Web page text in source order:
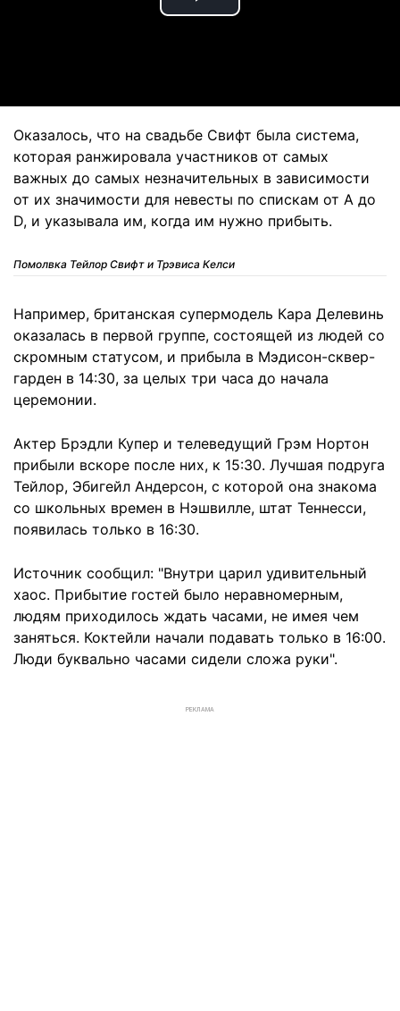
Play
Оказалось, что на свадьбе Свифт была система,
которая ранжировала участников от самых
важных до самых незначительных в зависимости
от их значимости для невесты по спискам от А до
D, и указывала им, когда им нужно прибыть.
Помолвка Тейлор Свифт и Трэвиса Келси
Например, британская супермодель Кара Делевинь
оказалась в первой группе, состоящей из людей со
скромным статусом, и прибыла в Мэдисон-сквер-
гарден в 14:30, за целых три часа до начала
церемонии.
Актер Брэдли Купер и телеведущий Грэм Нортон
прибыли вскоре после них, к 15:30. Лучшая подруга
Тейлор, Эбигейл Андерсон, с которой она знакома
со школьных времен в Нэшвилле, штат Теннесси,
появилась только в 16:30.
Источник сообщил: "Внутри царил удивительный
хаос. Прибытие гостей было неравномерным,
людям приходилось ждать часами, не имея чем
заняться. Коктейли начали подавать только в 16:00.
Люди буквально часами сидели сложа руки".
РЕКЛАМА